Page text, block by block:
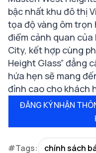
bậc nhất khu đô thị
tọa độ vàng ôm
điểm cảnh quan
City, kết hợp cùng
Height Glass” đẳng
hứa hẹn sẽ mang
đỉnh cao cho khách
ĐĂNG KÝ NHẬN
#Tags:
chính sách